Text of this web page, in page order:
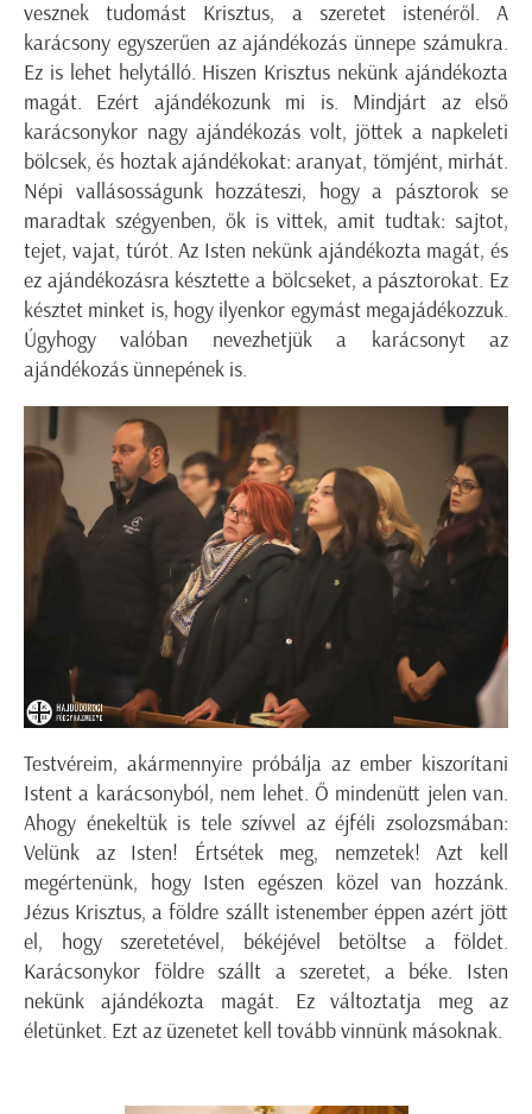
vesznek tudomást Krisztus, a szeretet istenéről. A
karácsony egyszerűen az ajándékozás ünnepe számukra.
Ez is lehet helytálló. Hiszen Krisztus nekünk ajándékozta
magát. Ezért ajándékozunk mi is. Mindjárt az első
karácsonykor nagy ajándékozás volt, jöttek a napkeleti
bölcsek, és hoztak ajándékokat: aranyat, tömjént, mirhát.
Népi vallásosságunk hozzáteszi, hogy a pásztorok se
maradtak szégyenben, ők is vittek, amit tudtak: sajtot,
tejet, vajat, túrót. Az Isten nekünk ajándékozta magát, és
ez ajándékozásra késztette a bölcseket, a pásztorokat. Ez
késztet minket is, hogy ilyenkor egymást megajádékozzuk.
Úgyhogy valóban nevezhetjük a karácsonyt az
ajándékozás ünnepének is.
Testvéreim, akármennyire próbálja az ember kiszorítani
Istent a karácsonyból, nem lehet. Ő mindenütt jelen van.
Ahogy énekeltük is tele szívvel az éjféli zsolozsmában:
Velünk az Isten! Értsétek meg, nemzetek! Azt kell
megértenünk, hogy Isten egészen közel van hozzánk.
Jézus Krisztus, a földre szállt istenember éppen azért jött
el, hogy szeretetével, békéjével betöltse a földet.
Karácsonykor földre szállt a szeretet, a béke. Isten
nekünk ajándékozta magát. Ez változtatja meg az
életünket. Ezt az üzenetet kell tovább vinnünk másoknak.